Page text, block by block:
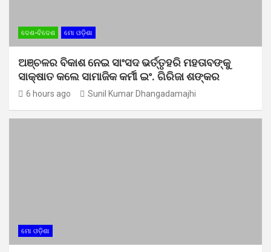
ଦେଶ-ବିଦେଶ ମୋ ଓଡ଼ିଶା
ଅଞ୍ଚଳର ବିକାଶ ନେଇ ସାଂସଦ ଭର୍ତ୍ତୃହରି ମହତାବଙ୍କୁ
ସାକ୍ଷାତ କଲେ ସାମାଜିକ କର୍ମୀ ଇଂ. ଗିରିଜା ଶଙ୍କର
6 hours ago Sunil Kumar Dhangadamajhi
ମୋ ଓଡ଼ିଶା